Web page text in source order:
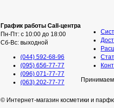
График работы Call-центра
Пн-Пт: с 10:00 до 18:00
Сб-Вс: выходной
(044) 592-68-96
(095) 656-77-77
(096) 071-77-77
(063) 202-77-77
Принимаем
© Интернет-магазин косметики и